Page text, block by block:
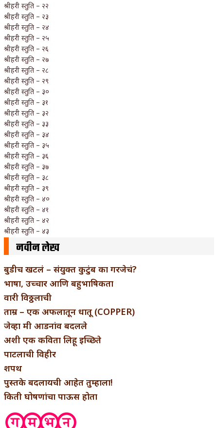
श्रीहरी स्तुति – २२
श्रीहरी स्तुति – २३
श्रीहरी स्तुति – २४
श्रीहरी स्तुति – २५
श्रीहरी स्तुति – २६
श्रीहरी स्तुति – २७
श्रीहरी स्तुति – २८
श्रीहरी स्तुति – २९
श्रीहरी स्तुति – ३०
श्रीहरी स्तुति – ३१
श्रीहरी स्तुति – ३२
श्रीहरी स्तुति – ३३
श्रीहरी स्तुति – ३४
श्रीहरी स्तुति – ३५
श्रीहरी स्तुति – ३६
श्रीहरी स्तुति – ३७
श्रीहरी स्तुति – ३८
श्रीहरी स्तुति – ३९
श्रीहरी स्तुति – ४०
श्रीहरी स्तुति – ४१
श्रीहरी स्तुति – ४२
श्रीहरी स्तुति – ४३
नवीन लेख
बुडीच खटलं – संयुक्त कुटुंब का गरजेचं?
भाषा, उच्चार आणि बहुभाषिकता
वारी विठ्ठलाची
ताम्र – एक अफलातून धातू (COPPER)
जेव्हा मी आडनांव बदलले
अशी एक कविता लिहू इच्छिते
पाटलाची विहीर
शपथ
पुस्तके बदलायची आहेत तुम्हाला!
किती घोषणांचा पाऊस होता